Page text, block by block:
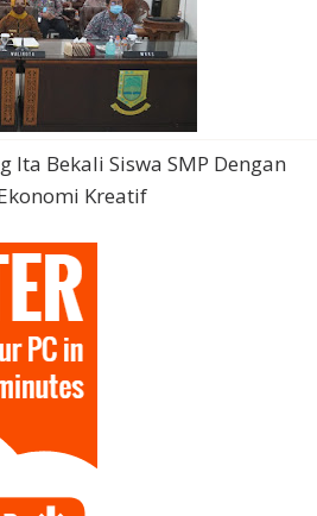
Ita Bekali Siswa SMP Dengan
Kreatif